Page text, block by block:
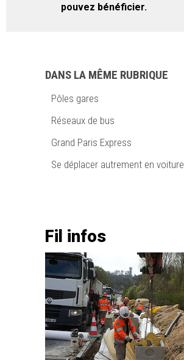
pouvez bénéficier.
DANS LA MÊME RUBRIQUE
Pôles gares
Réseaux de bus
Grand Paris Express
Se déplacer autrement en voiture
Fil infos